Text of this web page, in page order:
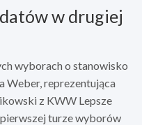
w drugiej
wyborach o stanowisko
Weber, reprezentująca
z KWW Lepsze
turze wyborów